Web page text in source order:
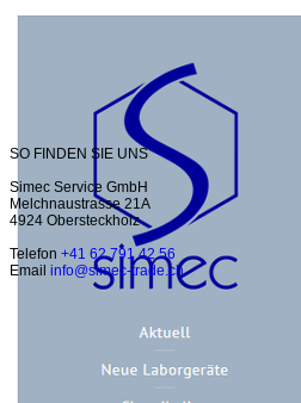
SO FINDEN SIE UNS
Simec Service GmbH
Melchnaustrasse 21A
4924 Obersteckholz
Telefon +41 62 791 42 56
Email info@simec-trade.ch